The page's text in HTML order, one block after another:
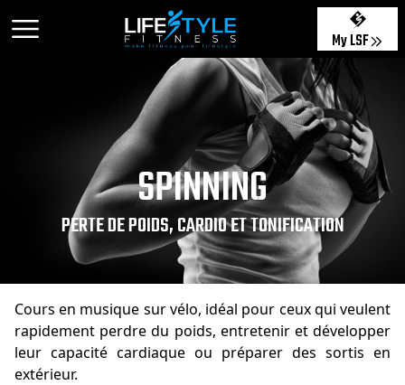
My LSF
SPINNING
PERTE DE POIDS, CARDIO ET TONIFICATION
Cours en musique sur vélo, idéal pour ceux qui veulent
rapidement perdre du poids, entretenir et développer
leur capacité cardiaque ou préparer des sortis en
extérieur.